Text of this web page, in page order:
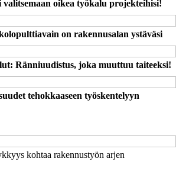
valitsemaan oikea työkalu projekteihisi!
on rakennusalan ystäväsi
Ränniuudistus, joka muuttuu taiteeksi!
tehokkaaseen työskentelyyn
kohtaa rakennustyön arjen